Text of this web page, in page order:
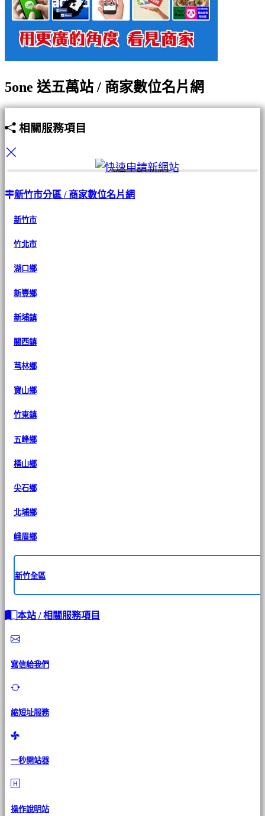
5one 送五萬站 / 商家數位名片網
相關服務項目
新竹市分區 / 商家數位名片網
新竹市
竹北市
湖口鄉
新豐鄉
新埔鎮
關西鎮
芎林鄉
寶山鄉
竹東鎮
五峰鄉
橫山鄉
尖石鄉
北埔鄉
峨眉鄉
新竹全區
本站 / 相關服務項目
寫信給我們
縮短址服務
一秒開站器
操作說明站